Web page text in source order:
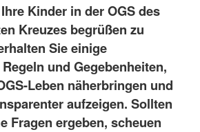
Kinder in der OGS des
Kreuzes begrüßen zu
Sie einige
und Gegebenheiten,
Leben näherbringen und
aufzeigen. Sollten
Fragen ergeben, scheuen